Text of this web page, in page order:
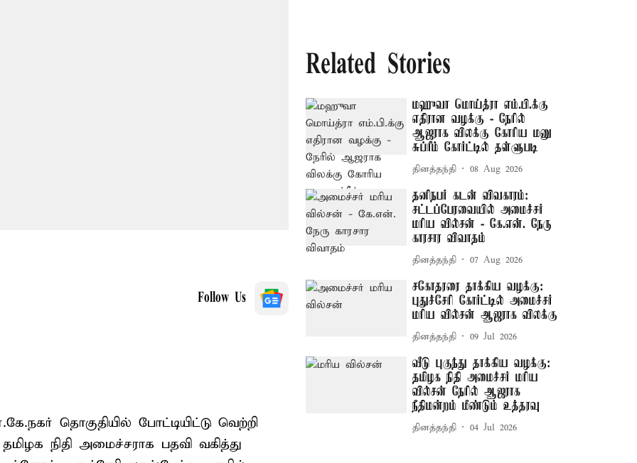
Follow Us
தொகுதியில் போட்டியிட்டு வெற்றி
நிதி அமைச்சராக பதவி வகித்து
Related Stories
மஹுவா மொய்த்ரா எம்.பி.க்கு
எதிரான வழக்கு - நேரில்
ஆஜராக விலக்கு கோரிய மனு
சுப்ரீம் கோர்ட்டில் தள்ளுபடி
தினத்தந்தி 08 Aug 2026
தனிநபர் கடன் விவகாரம்:
சட்டப்பேரவையில் அமைச்சர்
மரிய வில்சன் - கே.என். நேரு
காரசார விவாதம்
தினத்தந்தி 07 Aug 2026
சகோதரரை தாக்கிய வழக்கு:
புதுச்சேரி கோர்ட்டில் அமைச்சர்
மரிய வில்சன் ஆஜராக விலக்கு
தினத்தந்தி 09 Jul 2026
வீடு புகுந்து தாக்கிய வழக்கு:
தமிழக நிதி அமைச்சர் மரிய
வில்சன் நேரில் ஆஜராக
நீதிமன்றம் மீண்டும் உத்தரவு
தினத்தந்தி 04 Jul 2026